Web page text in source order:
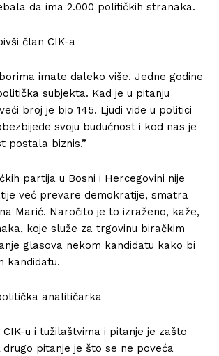
da ima 2.000 političkih stranaka.
član CIK-a
imate daleko više. Jedne godine
subjekta. Kad je u pitanju
broj je bio 145. Ljudi vide u politici
svoju budućnost i kod nas je
postala biznis.”
partija u Bosni i Hercegovini nije
već prevare demokratije, smatra
Marić. Naročito je to izraženo, kaže,
koje služe za trgovinu biračkim
glasova nekom kandidatu kako bi
kandidatu.
analitičarka
CIK-u i tužilaštvima i pitanje je zašto
drugo pitanje je što se ne poveća